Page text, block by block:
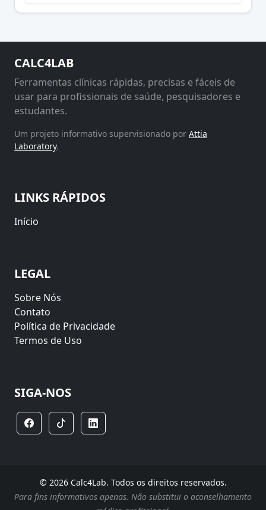
CALC4LAB
Ferramentas clínicas rápidas, precisas e fáceis de
usar para profissionais de saúde, pesquisadores e
estudantes.
Um projeto informativo supervisionado por Attia
Laboratory.
LINKS RÁPIDOS
Início
LEGAL
Sobre Nós
Contato
Política de Privacidade
Termos de Uso
SIGA-NOS
© 2026 Calc4Lab. Todos os direitos reservados.
Para fins informativos apenas. Não substitui o aconselhamento